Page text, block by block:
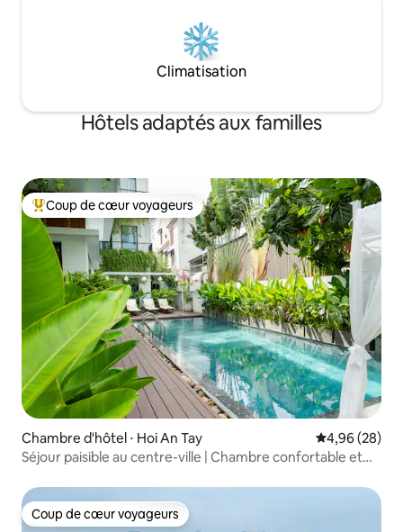
Climatisation
Hôtels adaptés aux familles
Coups de cœur voyageurs les plus appréciés
Coup de cœur voyageurs
Chambre d'hôtel ⋅ Hoi An Tay Évaluation
4,96 (28)
Séjour paisible au centre-ville | Chambre confortable et
Coup de cœur voyageurs
Coup de cœur voyageurs